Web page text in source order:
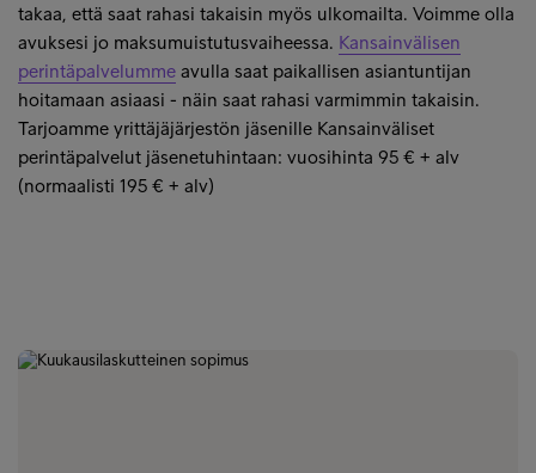
takaa, että saat rahasi takaisin myös ulkomailta. Voimme olla
avuksesi jo maksumuistutusvaiheessa. Kansainvälisen
perintäpalvelumme avulla saat paikallisen asiantuntijan
hoitamaan asiaasi - näin saat rahasi varmimmin takaisin.
Tarjoamme yrittäjäjärjestön jäsenille Kansainväliset
perintäpalvelut jäsenetuhintaan: vuosihinta 95 € + alv
(normaalisti 195 € + alv)